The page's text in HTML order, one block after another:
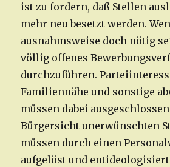
ist zu fordern, daß Stellen
mehr neu besetzt werden.
ausnahmsweise doch nötig
völlig offenes
durchzuführen.
Familiennähe und sonstige
müssen dabei
Bürgersicht unerwünschten
müssen durch einen
aufgelöst und